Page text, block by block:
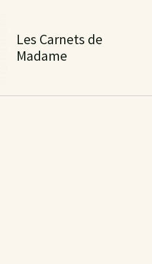
Les Carnets de
Madame